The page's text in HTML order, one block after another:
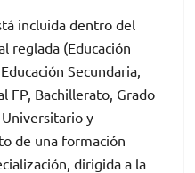
incluida dentro del
reglada (Educación
Secundaria,
FP, Bachillerato, Grado
y
de una formación
dirigida a la